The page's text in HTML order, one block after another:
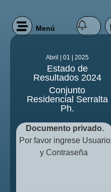
Menú
Abril | 01 | 2025
Estado de
Resultados 2024
Conjunto
Residencial Serralta
Ph.
Documento privado.
Por favor ingrese Usuario
y Contraseña